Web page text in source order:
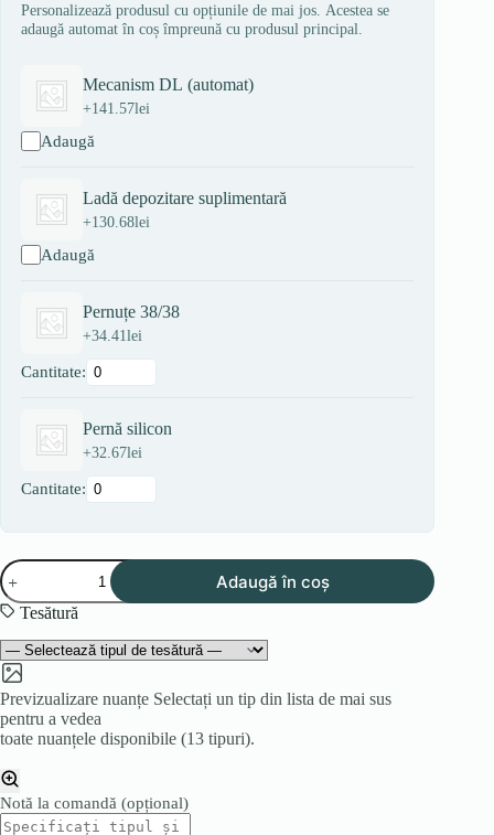
Personalizează produsul cu opțiunile de mai jos. Acestea se
adaugă automat în coș împreună cu produsul principal.
Mecanism DL (automat)
+141.57lei
Adaugă
Ladă depozitare suplimentară
+130.68lei
Adaugă
Pernuțe 38/38
+34.41lei
Cantitate:
Pernă silicon
+32.67lei
Cantitate:
Cantitate
Colțar
MONTE
Adaugă în coș
Tesătură
Previzualizare nuanțe Selectați un tip din lista de mai sus
pentru a vedea
toate nuanțele disponibile (13 tipuri).
Notă la comandă (opțional)